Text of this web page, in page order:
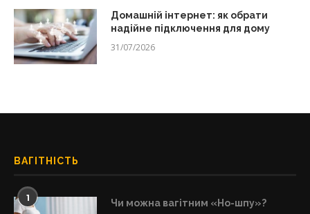
Домашній інтернет: як обрати
надійне підключення для дому
31/07/2026
ВАГІТНІСТЬ
1 Чи можна вагітним «Но-шпу»?